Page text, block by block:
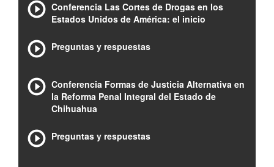
Conferencia Las Cortes de Drogas en los
Estados Unidos de América: el inicio
Preguntas y respuestas
Conferencia Formas de Justicia Alternativa en
la Reforma Penal Integral del Estado de
Chihuahua
Preguntas y respuestas